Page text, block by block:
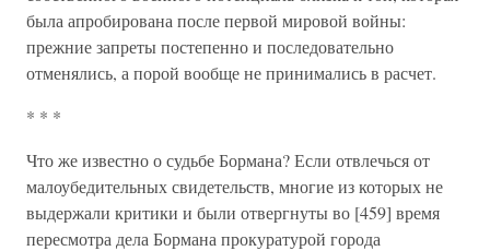
была апробирована после первой мировой войны:
прежние запреты постепенно и последовательно
отменялись, а порой вообще не принимались в расчет.
* * *
Что же известно о судьбе Бормана? Если отвлечься от
малоубедительных свидетельств, многие из которых не
выдержали критики и были отвергнуты во [459] время
пересмотра дела Бормана прокуратурой города